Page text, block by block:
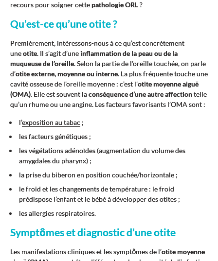
recours pour soigner cettepathologie ORL?
Qu’est-ce qu’une otite ?
Premièrement, intéressons-nous à ce qu’est concrètement
uneotite. Il s’agit d’uneinflammation de la peau ou de la
muqueuse de l’oreille. Selon la partie de l’oreille touchée, on parle
d’otite externe, moyenne ou interne. La plus fréquente touche une
cavité osseuse de l’oreille moyenne : c’est l’otite moyenne aiguë
(OMA). Elle est souvent laconséquence d’une autre affectiontelle
qu’un rhume ou une angine. Les facteurs favorisants l’OMA sont :
l’exposition au tabac;
les facteurs génétiques ;
les végétations adénoïdes (augmentation du volume des
amygdales du pharynx) ;
la prise du biberon en position couchée/horizontale ;
le froid et les changements de température : le froid
prédispose l’enfant et le bébé à développer des otites ;
les allergies respiratoires.
Symptômes et diagnostic d’une otite
Les manifestations cliniques et les symptômes de l’otite moyenne